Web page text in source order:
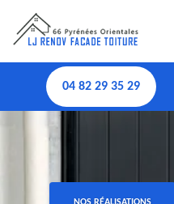
04 82 29 35 29
NOS RÉALISATIONS